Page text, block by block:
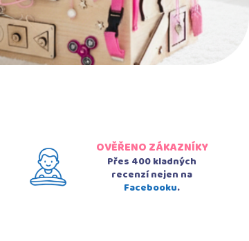
OVĚŘENO ZÁKAZNÍKY
Přes 400 kladných
recenzí nejen na
Facebooku.